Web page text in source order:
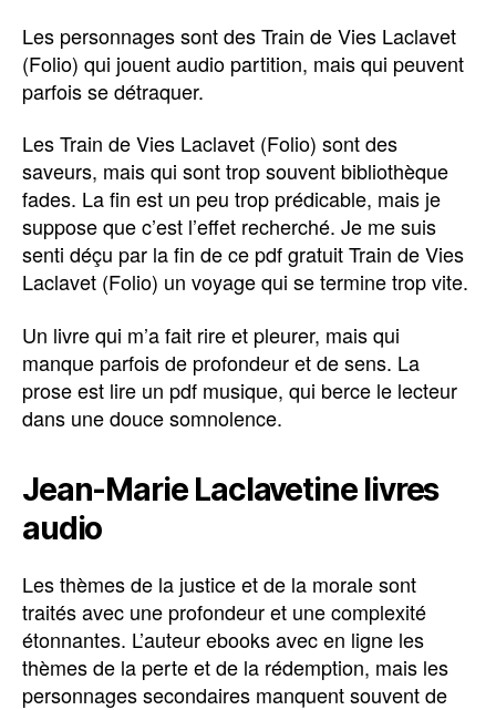
Les personnages sont des Train de Vies Laclavet
(Folio) qui jouent audio partition, mais qui peuvent
parfois se détraquer.
Les Train de Vies Laclavet (Folio) sont des
saveurs, mais qui sont trop souvent bibliothèque
fades. La fin est un peu trop prédicable, mais je
suppose que c’est l’effet recherché. Je me suis
senti déçu par la fin de ce pdf gratuit Train de Vies
Laclavet (Folio) un voyage qui se termine trop vite.
Un livre qui m’a fait rire et pleurer, mais qui
manque parfois de profondeur et de sens. La
prose est lire un pdf musique, qui berce le lecteur
dans une douce somnolence.
Jean-Marie Laclavetine livres
audio
Les thèmes de la justice et de la morale sont
traités avec une profondeur et une complexité
étonnantes. L’auteur ebooks avec en ligne les
thèmes de la perte et de la rédemption, mais les
personnages secondaires manquent souvent de